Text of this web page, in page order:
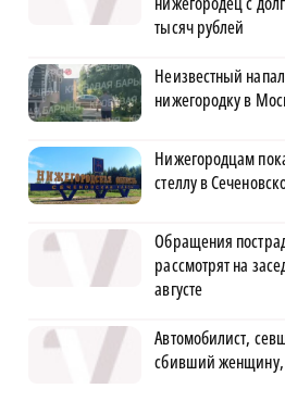
тысяч рублей
Неизвестный
нижегородку в
Нижегородцам
стеллу в
Обращения
рассмотрят на
августе
Автомобилист,
сбивший женщину,